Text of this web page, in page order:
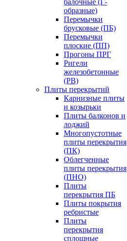
балочные (Г-
образные)
Перемычки
брусковые (ПБ)
Перемычки
плоские (ПП)
Прогоны ПРГ
Ригели
железобетонные
(РВ)
Плиты перекрытий
Карнизные плиты
и козырьки
Плиты балконов и
лоджий
Многопустотные
плиты перекрытия
(ПК)
Облегченные
плиты перекрытия
(ПНО)
Плиты
перекрытия ПБ
Плиты покрытия
ребристые
Плиты
перекрытия
сплошные